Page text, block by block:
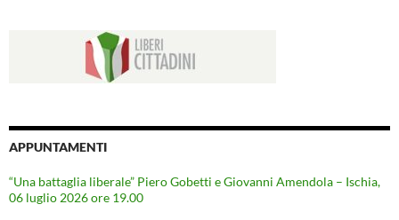
APPUNTAMENTI
“Una battaglia liberale” Piero Gobetti e Giovanni Amendola – Ischia,
06 luglio 2026 ore 19.00